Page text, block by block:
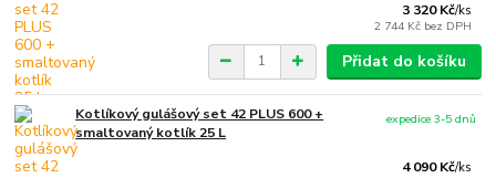
3 320 Kč/ks
2 744 Kč bez DPH
Přidat do košíku
Kotlíkový gulášový set 42 PLUS 600 +
smaltovaný kotlík 25 L
4 090 Kč/ks
expedice 3-5 dnů